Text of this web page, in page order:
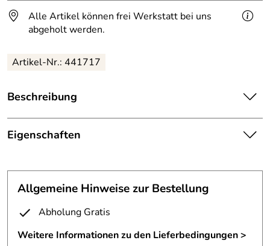
Alle Artikel können frei Werkstatt bei uns
abgeholt werden.
Artikel-Nr.: 441717
Beschreibung
Paraventaus Rohglas-Brocken und Stahl.
Stahlrahmen verschweißt.
Der Raumteiler bekommt im Laufe der Zeit eine schöne
rostige Patina.
Besonders schön, wenn die Sonne durch die
durchgefärbten Glasbrocken scheint.
Eigenschaften
Befestigung:
mit anschraubbaren Erdspießen
Breite:
ca. 60 cm
Fuß:
schraubbar
Allgemeine Hinweise zur Bestellung
Abholung Gratis
Weitere Informationen zu den Lieferbedingungen >